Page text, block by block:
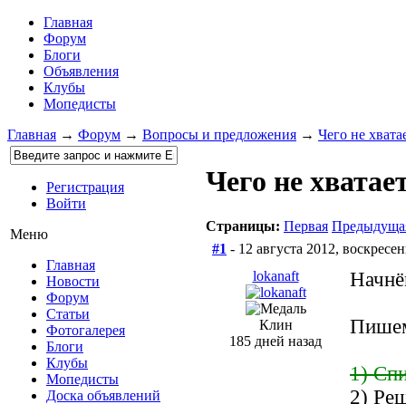
Главная
Форум
Блоги
Объявления
Клубы
Мопедисты
Главная → Форум → Вопросы и предложения → Чего не
Регистрация
Войти
Меню
Главная
Новости
Форум
Статьи
Фотогалерея
Блоги
Клубы
Мопедисты
Доска объявлений
Чего не
Страницы: Первая
#1 - 12 августа 2012,
lokanaft
Клин
185 дней назад
1)
2)